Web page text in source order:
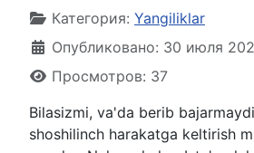
Категория: Yangiliklar
Опубликовано: 30 июля
Просмотров: 37
Bilasizmi, va'da berib
shoshilinch harakatga keltirish